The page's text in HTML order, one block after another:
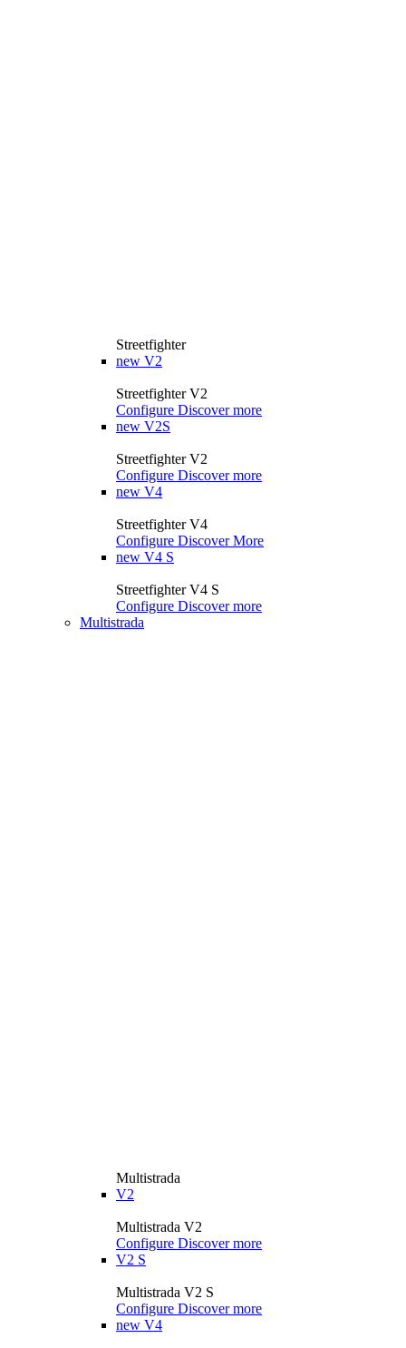
Streetfighter
new V2
Streetfighter V2
Configure Discover more
new V2S
Streetfighter V2
Configure Discover more
new V4
Streetfighter V4
Configure Discover More
new V4 S
Streetfighter V4 S
Configure Discover more
Multistrada
Multistrada
V2
Multistrada V2
Configure Discover more
V2 S
Multistrada V2 S
Configure Discover more
new V4